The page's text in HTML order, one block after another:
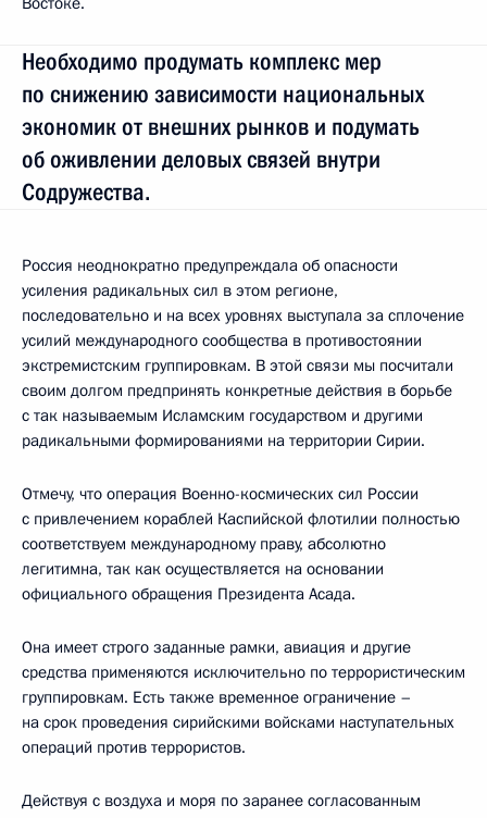
Необходимо продумать комплекс мер
по снижению зависимости национальных
экономик от внешних рынков и подумать
об оживлении деловых связей внутри
Содружества.
Россия неоднократно предупреждала об опасности
усиления радикальных сил в этом регионе,
последовательно и на всех уровнях выступала за сплочение
усилий международного сообщества в противостоянии
экстремистским группировкам. В этой связи мы посчитали
своим долгом предпринять конкретные действия в борьбе
с так называемым Исламским государством и другими
радикальными формированиями на территории Сирии.
Отмечу, что операция Военно-космических сил России
с привлечением кораблей Каспийской флотилии полностью
соответствуем международному праву, абсолютно
легитимна, так как осуществляется на основании
официального обращения Президента Асада.
Она имеет строго заданные рамки, авиация и другие
средства применяются исключительно по террористическим
группировкам. Есть также временное ограничение –
на срок проведения сирийскими войсками наступательных
операций против террористов.
Действуя с воздуха и моря по заранее согласованным